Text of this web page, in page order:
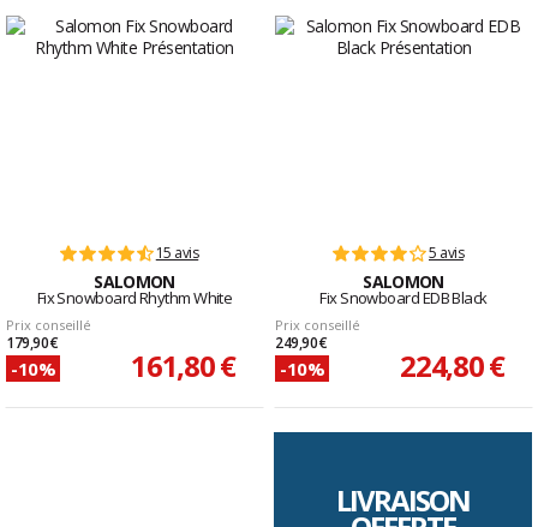
15 avis
SALOMON
Fix Snowboard Rhythm White
Prix conseillé
179,90 €
-10% 161,80 €
5 avis
SALOMON
Fix Snowboard EDB Black
Prix conseillé
249,90 €
-10% 224,80 €
LIVRAISON